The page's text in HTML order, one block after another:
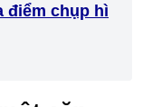
điểm chụp hì